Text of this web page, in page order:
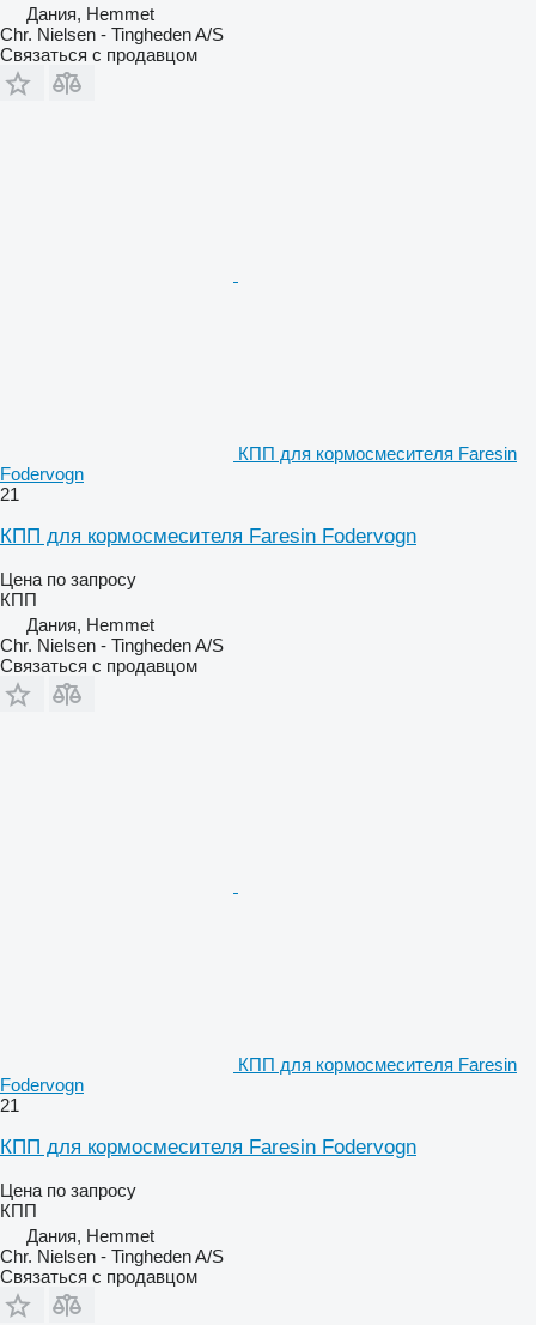
Дания, Hemmet
Chr. Nielsen - Tingheden A/S
Связаться с продавцом
КПП для кормосмесителя Faresin
Fodervogn
21
КПП для кормосмесителя Faresin Fodervogn
Цена по запросу
КПП
Дания, Hemmet
Chr. Nielsen - Tingheden A/S
Связаться с продавцом
КПП для кормосмесителя Faresin
Fodervogn
21
КПП для кормосмесителя Faresin Fodervogn
Цена по запросу
КПП
Дания, Hemmet
Chr. Nielsen - Tingheden A/S
Связаться с продавцом